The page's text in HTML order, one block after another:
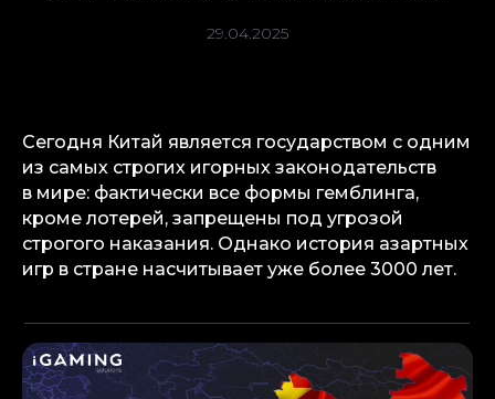
29.04.2025
Сегодня Китай является государством с одним
из самых строгих игорных законодательств
в мире: фактически все формы гемблинга,
кроме лотерей, запрещены под угрозой
строгого наказания. Однако история азартных
игр в стране насчитывает уже более 3000 лет.